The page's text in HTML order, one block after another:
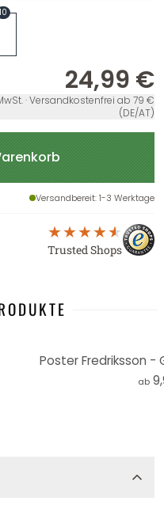
10
24,99 €
· Versandkostenfrei ab 79 €
(DE/AT)
Versandbereit: 1-3 Werktage
Trusted Shops
Poster Fredriksson -
ab